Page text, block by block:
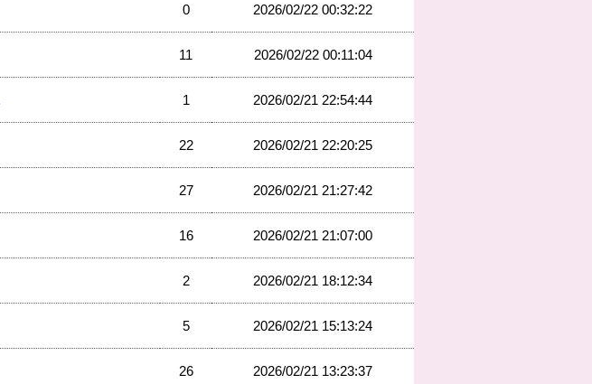
0 2026/02/22 00:32:22
11 2026/02/22 00:11:04
1 2026/02/21 22:54:44
22 2026/02/21 22:20:25
27 2026/02/21 21:27:42
16 2026/02/21 21:07:00
2 2026/02/21 18:12:34
5 2026/02/21 15:13:24
26 2026/02/21 13:23:37